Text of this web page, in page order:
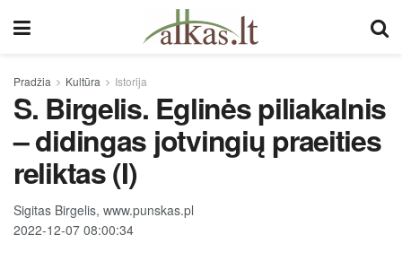
Pradžia Kultūra Istorija
S. Birgelis. Eglinės piliakalnis
– didingas jotvingių praeities
reliktas (I)
Sigitas Birgelis, www.punskas.pl
2022-12-07 08:00:34